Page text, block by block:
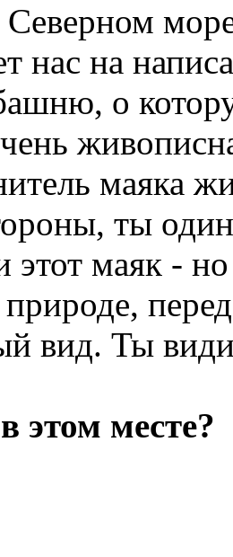
нас на
о
маяка
ты
этот маяк -
природе,
вид. Ты
этом месте?